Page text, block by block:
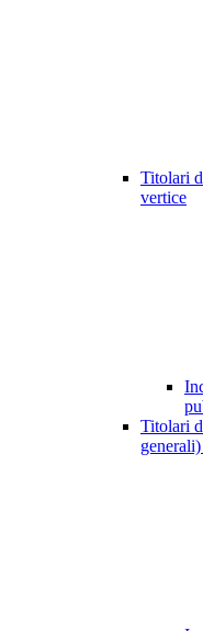
Titolari
vertice
Titolari
generali)